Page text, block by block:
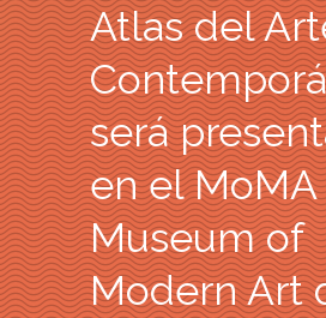
Atlas del
será
en el MoMA
Museum of
Modern Art